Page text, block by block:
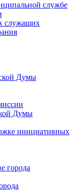
службе
служащих
Думы
Думы
инициативных
города